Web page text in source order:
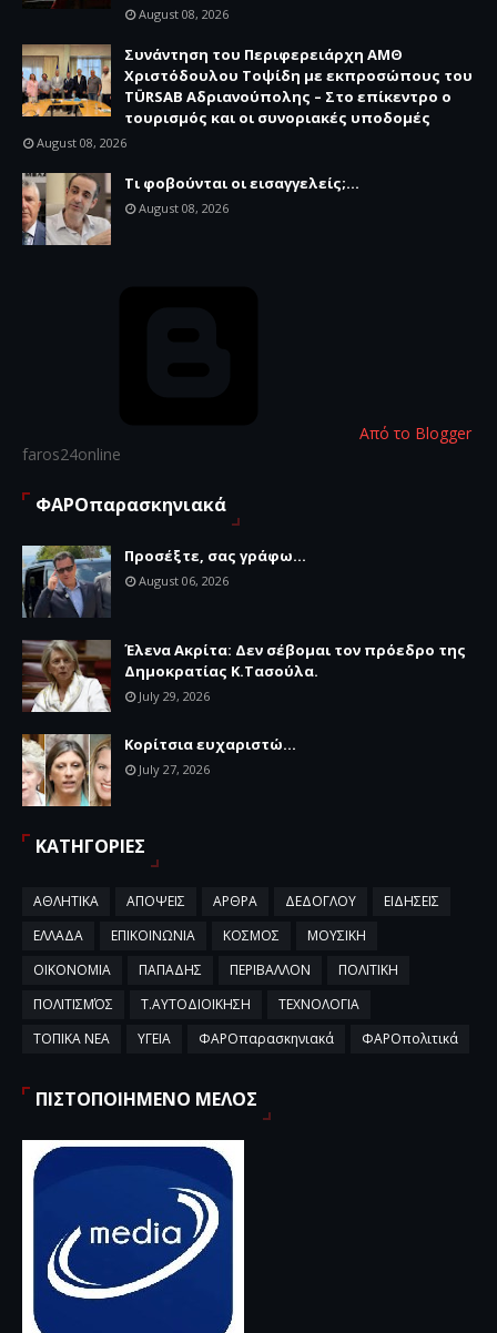
August 08, 2026
Συνάντηση του Περιφερειάρχη ΑΜΘ
Χριστόδουλου Τοψίδη με εκπροσώπους του
TÜRSAB Αδριανούπολης – Στο επίκεντρο ο
τουρισμός και οι συνοριακές υποδομές
August 08, 2026
Τι φοβούνται οι εισαγγελείς;...
August 08, 2026
Από το Blogger
faros24online
ΦΑΡΟπαρασκηνιακά
Προσέξτε, σας γράφω...
August 06, 2026
Έλενα Ακρίτα: Δεν σέβομαι τον πρόεδρο της
Δημοκρατίας Κ.Τασούλα.
July 29, 2026
Κορίτσια ευχαριστώ...
July 27, 2026
ΚΑΤΗΓΟΡΙΕΣ
ΑΘΛΗΤΙΚΑ ΑΠΟΨΕΙΣ ΑΡΘΡΑ ΔΕΔΟΓΛΟΥ
ΕΙΔΗΣΕΙΣ
ΕΛΛΑΔΑ
ΕΠΙΚΟΙΝΩΝΙΑ ΚΟΣΜΟΣ
ΜΟΥΣΙΚΗ
ΟΙΚΟΝΟΜΙΑ
ΠΑΠΑΔΗΣ ΠΕΡΙΒΑΛΛΟΝ
ΠΟΛΙΤΙΚΗ
ΠΟΛΙΤΙΣΜΌΣ
Τ.ΑΥΤΟΔΙΟΙΚΗΣΗ
ΤΕΧΝΟΛΟΓΙΑ
ΤΟΠΙΚΑ ΝΕΑ
ΥΓΕΙΑ ΦΑΡΟπαρασκηνιακά ΦΑΡΟπολιτικά
ΠΙΣΤΟΠΟΙΗΜΕΝΟ ΜΕΛΟΣ